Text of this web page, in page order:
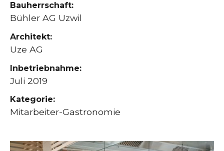
Bauherrschaft:
Bühler AG Uzwil
Architekt:
Uze AG
Inbetriebnahme:
Juli 2019
Kategorie:
Mitarbeiter-Gastronomie